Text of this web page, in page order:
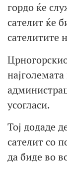
гордо ќе
сателит ќе
сателитите
усогласи.
Тој додаде
сателит со
да биде во